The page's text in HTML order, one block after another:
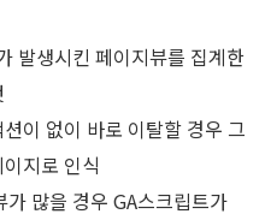
발생시킨 페이지뷰를 집계한
이 없이 바로 이탈할 경우 그
지로 인식
많을 경우 GA스크립트가